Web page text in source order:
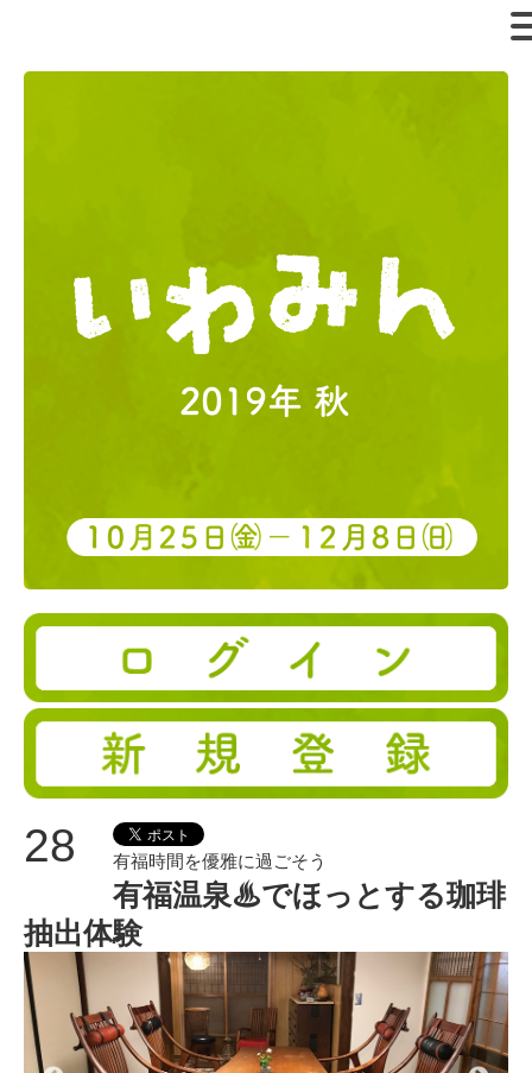
28 有福時間を優雅に過ごそう
有福温泉♨でほっとする珈琲
抽出体験